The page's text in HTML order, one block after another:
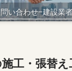
い合わせ−建設業
工・張替え